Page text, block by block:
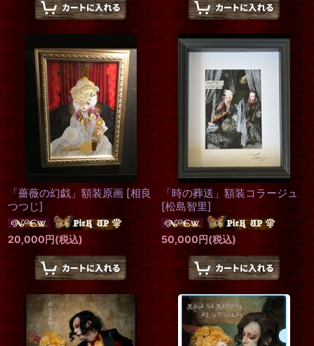
「薔薇の幻戯」額装原画 [相良
つつじ]
20,000円(税込)
「時の葬送」額装コラージュ
[松島智里]
50,000円(税込)